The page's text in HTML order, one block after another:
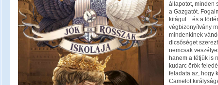
állapotot, minden
a Gazgatót.
kitágul... és a
végbizonyítvány
mindenkinek
dicsőséget
nemcsak
hanem a tétjük is
kudarc örök
feladata az, hogy
Camelot